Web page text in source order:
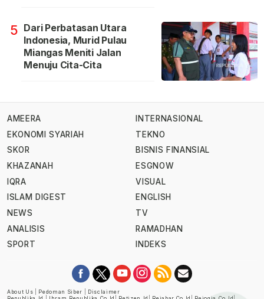
5 Dari Perbatasan Utara
Indonesia, Murid Pulau
Miangas Meniti Jalan
Menuju Cita-Cita
AMEERA
EKONOMI SYARIAH
SKOR
KHAZANAH
IQRA
ISLAM DIGEST
NEWS
ANALISIS
SPORT
INTERNASIONAL
TEKNO
BISNIS FINANSIAL
ESGNOW
VISUAL
ENGLISH
TV
RAMADHAN
INDEKS
About Us Pedoman Siber
Disclaimer